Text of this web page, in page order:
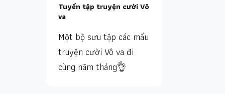
Tuyển tập truyện cười Vô
va
Một bộ sưu tập các mẩu
truyện cười Vô va đi
cùng năm tháng👌